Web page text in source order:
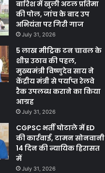
बारिश में खुली अटल प्रतिमा
की पोल, जांच के बाद उप
अभियंता पर गिरी गाज
July 31, 2026
5 लाख मीट्रिक टन चावल के
शीघ्र उठाव की पहल,
मुख्यमंत्री विष्णुदेव साय ने
केंद्रीय मंत्री से पर्याप्त रेलवे
रैक उपलब्ध कराने का किया
आग्रह
July 31, 2026
CGPSC भर्ती घोटाले में ED
की कार्रवाई, टामन सोनवानी
14 दिन की न्यायिक हिरासत
में
July 31, 2026